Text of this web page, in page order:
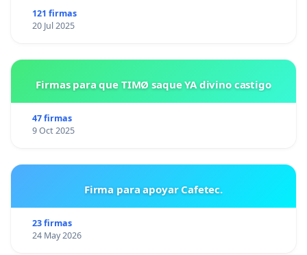
121 firmas
20 Jul 2025
Firmas para que TIMØ saque YA divino castigo
47 firmas
9 Oct 2025
Firma para apoyar Cafetec.
23 firmas
24 May 2026